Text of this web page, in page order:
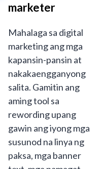
marketer
Mahalaga sa digital
marketing ang mga
kapansin-pansin at
nakakaengganyong
salita. Gamitin ang
aming tool sa
rewording upang
gawin ang iyong mga
susunod na linya ng
paksa, mga banner